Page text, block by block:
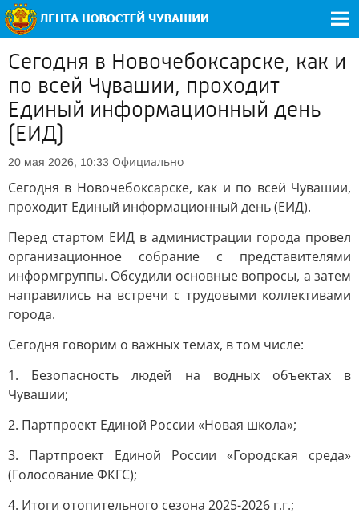
Сегодня в Новочебоксарске, как и
по всей Чувашии, проходит
Единый информационный день
(ЕИД)
20 мая 2026, 10:33 Официально
Сегодня в Новочебоксарске, как и по всей Чувашии,
проходит Единый информационный день (ЕИД).
Перед стартом ЕИД в администрации города провел
организационное собрание с представителями
информгруппы. Обсудили основные вопросы, а затем
направились на встречи с трудовыми коллективами
города.
Сегодня говорим о важных темах, в том числе:
1. Безопасность людей на водных объектах в
Чувашии;
2. Партпроект Единой России «Новая школа»;
3. Партпроект Единой России «Городская среда»
(Голосование ФКГС);
4. Итоги отопительного сезона 2025-2026 г.г.;